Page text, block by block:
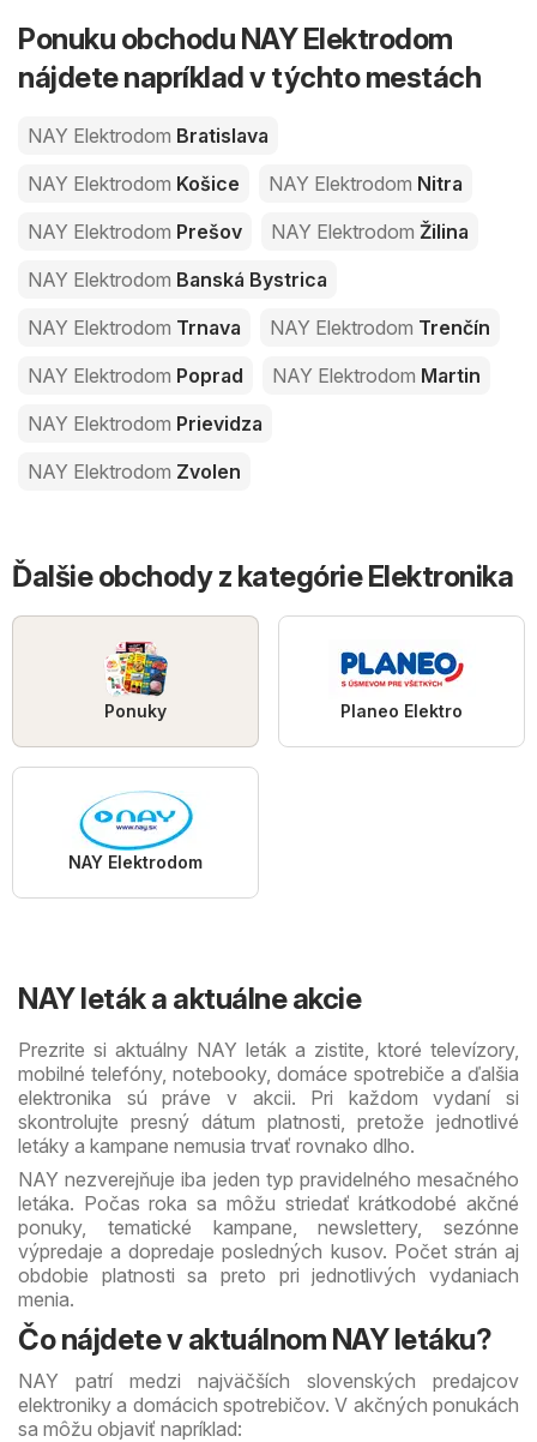
Ponuku obchodu NAY Elektrodom
nájdete napríklad v týchto mestách
NAY Elektrodom Bratislava
NAY Elektrodom Košice NAY Elektrodom Nitra
NAY Elektrodom Prešov NAY Elektrodom Žilina
NAY Elektrodom Banská Bystrica
NAY Elektrodom Trnava NAY Elektrodom Trenčín
NAY Elektrodom Poprad NAY Elektrodom Martin
NAY Elektrodom Prievidza
NAY Elektrodom Zvolen
Ďalšie obchody z kategórie Elektronika
Ponuky Planeo Elektro
NAY Elektrodom
NAY leták a aktuálne akcie
Prezrite si aktuálny NAY leták a zistite, ktoré televízory,
mobilné telefóny, notebooky, domáce spotrebiče a ďalšia
elektronika sú práve v akcii. Pri každom vydaní si
skontrolujte presný dátum platnosti, pretože jednotlivé
letáky a kampane nemusia trvať rovnako dlho.
NAY nezverejňuje iba jeden typ pravidelného mesačného
letáka. Počas roka sa môžu striedať krátkodobé akčné
ponuky, tematické kampane, newslettery, sezónne
výpredaje a dopredaje posledných kusov. Počet strán aj
obdobie platnosti sa preto pri jednotlivých vydaniach
menia.
Čo nájdete v aktuálnom NAY letáku?
NAY patrí medzi najväčších slovenských predajcov
elektroniky a domácich spotrebičov. V akčných ponukách
sa môžu objaviť napríklad: